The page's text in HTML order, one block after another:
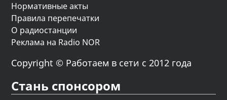
Нормативные акты
Правила перепечатки
О радиостанции
Реклама на Radio NOR
Copyright © Работаем в сети с 2012 года
Стань спонсором